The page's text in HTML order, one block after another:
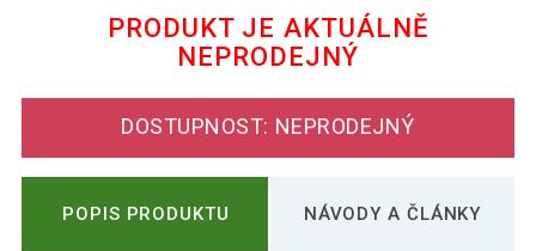
PRODUKT JE AKTUÁLNĚ
NEPRODEJNÝ
DOSTUPNOST: NEPRODEJNÝ
POPIS PRODUKTU NÁVODY A ČLÁNKY